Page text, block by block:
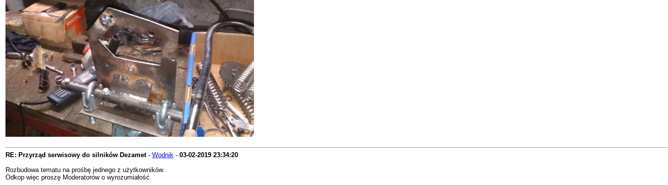
RE: Przyrząd serwisowy do silników Dezamet- Wodnik - 03-02-2019 23:34:20
Rozbudowa tematu na prośbę jednego z użytkowników.
Odkop więc proszę Moderatorów o wyrozumiałość.